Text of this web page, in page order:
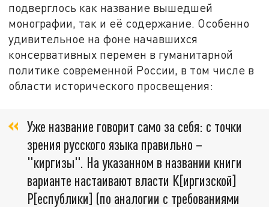
подверглось как название вышедшей
монографии, так и её содержание. Особенно
удивительное на фоне начавшихся
консервативных перемен в гуманитарной
политике современной России, в том числе в
области исторического просвещения:
Уже название говорит само за себя: с точки
зрения русского языка правильно –
"киргизы". На указанном в названии книги
варианте настаивают власти К[иргизской]
Р[еспублики] (по аналогии с требованиями